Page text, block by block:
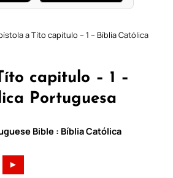
a Títo capitulo – 1 – Bíblia Católica
capitulo – 1 –
Portuguesa
Bible : Bíblia Católica
►